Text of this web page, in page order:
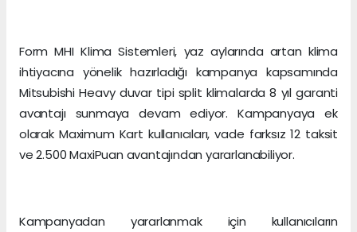
Form MHI Klima Sistemleri, yaz aylarında artan klima
ihtiyacına yönelik hazırladığı kampanya kapsamında
Mitsubishi Heavy duvar tipi split klimalarda 8 yıl garanti
avantajı sunmaya devam ediyor. Kampanyaya ek
olarak Maximum Kart kullanıcıları, vade farksız 12 taksit
ve 2.500 MaxiPuan avantajından yararlanabiliyor.
Kampanyadan yararlanmak için kullanıcıların